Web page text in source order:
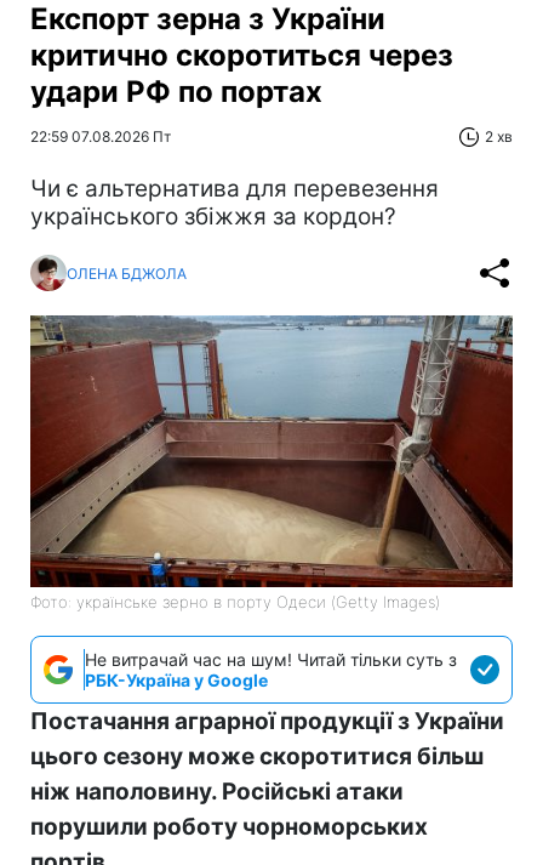
Експорт зерна з України
критично скоротиться через
удари РФ по портах
22:59 07.08.2026 Пт 2 хв
Чи є альтернатива для перевезення
українського збіжжя за кордон?
ОЛЕНА БДЖОЛА
Фото: українське зерно в порту Одеси (Getty Images)
Не витрачай час на шум! Читай тільки суть з
РБК-Україна у Google
Постачання аграрної продукції з України
цього сезону може скоротитися більш
ніж наполовину. Російські атаки
порушили роботу чорноморських